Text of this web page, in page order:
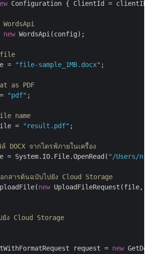
Configuration { ClientId =
new WordsApi(config);
file
= "file-sample_1MB.docx" ;
as PDF
"pdf" ;
name
= "result.pdf" ;
DOCX จากไดรฟ์ภายในเครื่อง
System.IO.File.OpenRead( "/Users/
กสารต้นฉบับไปยัง Cloud Storage
new UploadFileRequest(file,
ล์ไปยัง Cloud Storage
request =
new